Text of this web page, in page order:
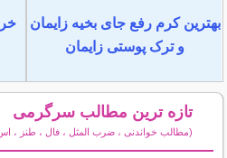
بهترین کرم رفع جای بخیه زایمان
و ترک پوستی زایمان
تازه ترین مطالب سرگرمی
(مطالب خواندنی ، ضرب المثل ، فال ، طنز ،